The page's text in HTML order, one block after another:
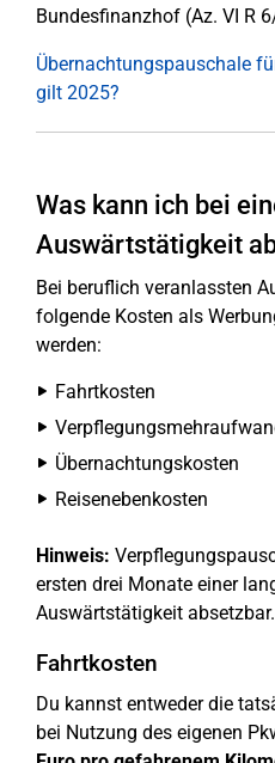
Bundesfinanzhof (Az. VI R
Übernachtungspauschale
gilt 2025?
Was kann ich bei
Auswärtstätigkeit
Bei beruflich veranlassten
folgende Kosten als
werden:
Fahrtkosten
Übernachtungskosten
Reisenebenkosten
Hinweis:
ersten drei Monate einer
Auswärtstätigkeit absetzbar.
Fahrtkosten
Du kannst entweder die
bei Nutzung des eigenen